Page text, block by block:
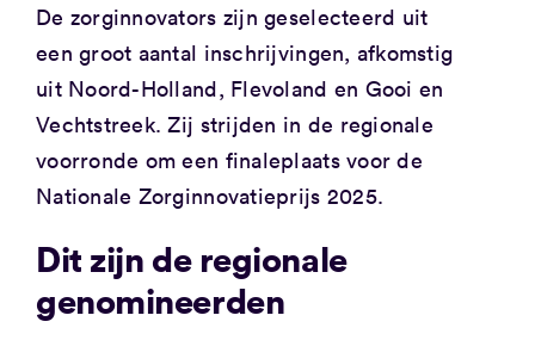
De zorginnovators zijn geselecteerd uit
een groot aantal inschrijvingen, afkomstig
uit Noord-Holland, Flevoland en Gooi en
Vechtstreek. Zij strijden in de regionale
voorronde om een finaleplaats voor de
Nationale Zorginnovatieprijs 2025.
Dit zijn de regionale
genomineerden